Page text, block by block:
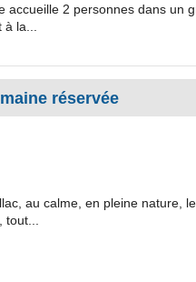
2 personnes dans un
la...
réservée
au calme, en pleine nature,